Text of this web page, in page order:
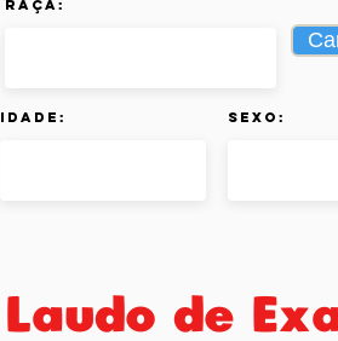
Raça:
Idade: Sexo:
Laudo de